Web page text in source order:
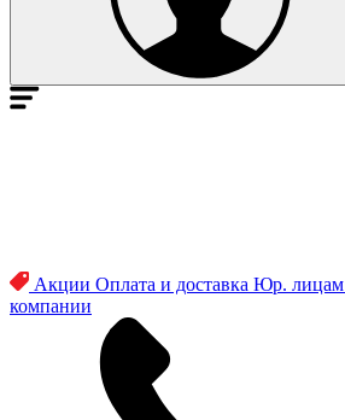
Акции Оплата и доставка Юр. лицам
компании